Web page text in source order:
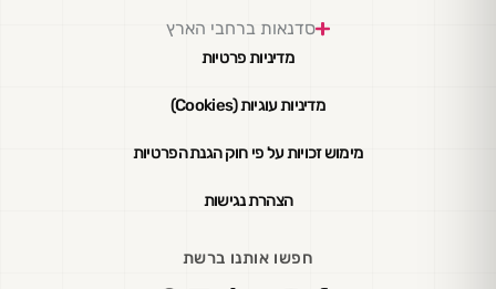
סדנאות ברחבי הארץ
מדיניות פרטיות
מדיניות עוגיות (Cookies)
מימוש זכויות על פי חוק הגנת הפרטיות
הצהרת נגישות
חפשו אותנו ברשת